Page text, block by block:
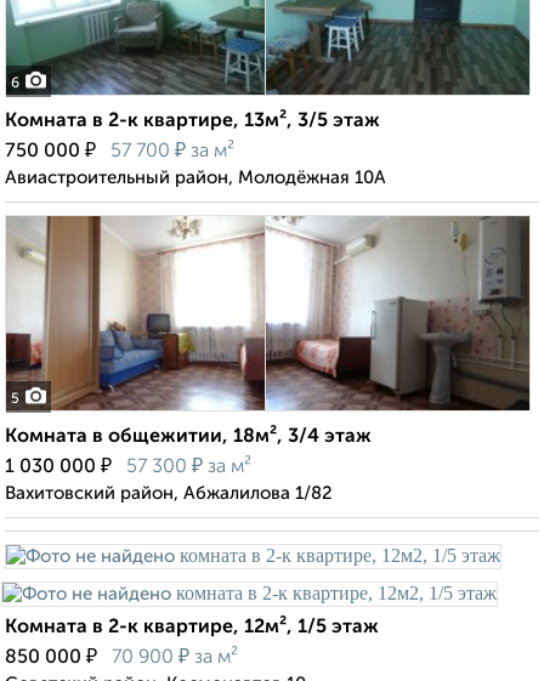
6
Комната в 2-к квартире, 13м², 3/5 этаж
750 000 ₽ 57 700 ₽ за м²
Авиастроительный район, Молодёжная 10А
5
Комната в общежитии, 18м², 3/4 этаж
1 030 000 ₽ 57 300 ₽ за м²
Вахитовский район, Абжалилова 1/82
Комната в 2-к квартире, 12м², 1/5 этаж
850 000 ₽ 70 900 ₽ за м²